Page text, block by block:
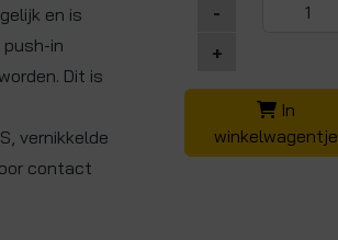
en is
push-in
Dit is
vernikkelde
contact
-
+
In
winkelwagentje